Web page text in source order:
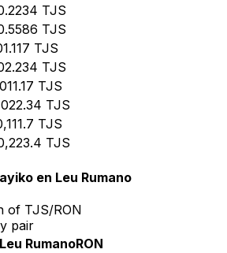
TJS
TJS
TJS
TJS
TJS
TJS
TJS
TJS
en Leu Rumano
of TJS/RON
pair
Leu RumanoRON